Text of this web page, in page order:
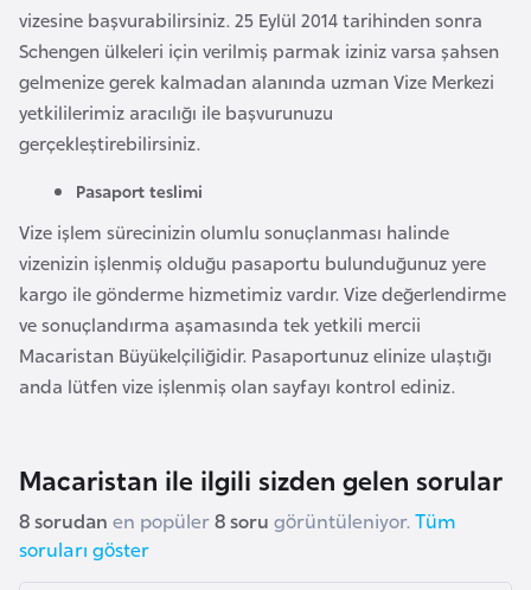
vizesine başvurabilirsiniz. 25 Eylül 2014 tarihinden sonra
Schengen ülkeleri için verilmiş parmak iziniz varsa şahsen
gelmenize gerek kalmadan alanında uzman Vize Merkezi
yetkililerimiz aracılığı ile başvurunuzu
gerçekleştirebilirsiniz.
Pasaport teslimi
Vize işlem sürecinizin olumlu sonuçlanması halinde
vizenizin işlenmiş olduğu pasaportu bulunduğunuz yere
kargo ile gönderme hizmetimiz vardır. Vize değerlendirme
ve sonuçlandırma aşamasında tek yetkili mercii
Macaristan Büyükelçiliğidir. Pasaportunuz elinize ulaştığı
anda lütfen vize işlenmiş olan sayfayı kontrol ediniz.
Macaristan ile ilgili sizden gelen sorular
8 sorudan en popüler8 soru görüntüleniyor.Tüm
soruları göster
s
t
a
n
u
r
k
i
n
a
s